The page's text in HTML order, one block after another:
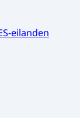
eilanden